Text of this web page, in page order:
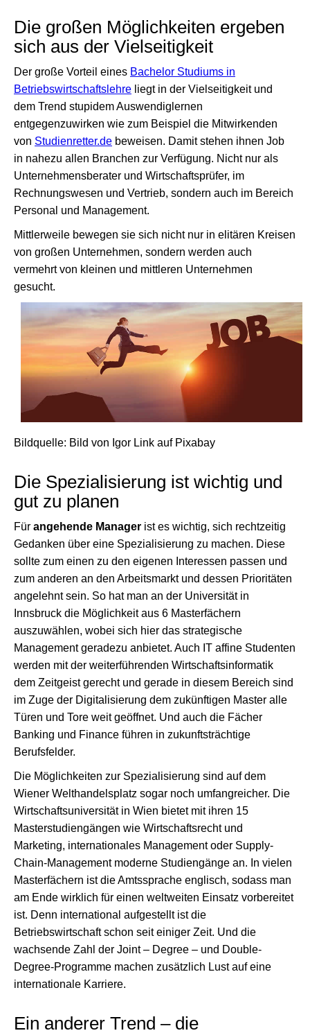
Die großen Möglichkeiten ergeben
sich aus der Vielseitigkeit
Der große Vorteil eines Bachelor Studiums in
Betriebswirtschaftslehre liegt in der Vielseitigkeit und
dem Trend stupidem Auswendiglernen
entgegenzuwirken wie zum Beispiel die Mitwirkenden
von Studienretter.de beweisen. Damit stehen ihnen Job
in nahezu allen Branchen zur Verfügung. Nicht nur als
Unternehmensberater und Wirtschaftsprüfer, im
Rechnungswesen und Vertrieb, sondern auch im Bereich
Personal und Management.
Mittlerweile bewegen sie sich nicht nur in elitären Kreisen
von großen Unternehmen, sondern werden auch
vermehrt von kleinen und mittleren Unternehmen
gesucht.
Bildquelle: Bild von Igor Link auf Pixabay
Die Spezialisierung ist wichtig und
gut zu planen
Für angehende Manager ist es wichtig, sich rechtzeitig
Gedanken über eine Spezialisierung zu machen. Diese
sollte zum einen zu den eigenen Interessen passen und
zum anderen an den Arbeitsmarkt und dessen Prioritäten
angelehnt sein. So hat man an der Universität in
Innsbruck die Möglichkeit aus 6 Masterfächern
auszuwählen, wobei sich hier das strategische
Management geradezu anbietet. Auch IT affine Studenten
werden mit der weiterführenden Wirtschaftsinformatik
dem Zeitgeist gerecht und gerade in diesem Bereich sind
im Zuge der Digitalisierung dem zukünftigen Master alle
Türen und Tore weit geöffnet. Und auch die Fächer
Banking und Finance führen in zukunftsträchtige
Berufsfelder.
Die Möglichkeiten zur Spezialisierung sind auf dem
Wiener Welthandelsplatz sogar noch umfangreicher. Die
Wirtschaftsuniversität in Wien bietet mit ihren 15
Masterstudiengängen wie Wirtschaftsrecht und
Marketing, internationales Management oder Supply-
Chain-Management moderne Studiengänge an. In vielen
Masterfächern ist die Amtssprache englisch, sodass man
am Ende wirklich für einen weltweiten Einsatz vorbereitet
ist. Denn international aufgestellt ist die
Betriebswirtschaft schon seit einiger Zeit. Und die
wachsende Zahl der Joint – Degree – und Double-
Degree-Programme machen zusätzlich Lust auf eine
internationale Karriere.
Ein anderer Trend – die